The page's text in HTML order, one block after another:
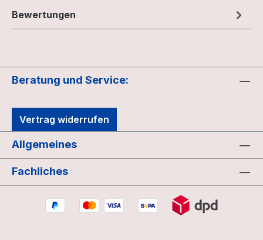
Bewertungen
Beratung und Service:
Vertrag widerrufen
Allgemeines
Fachliches